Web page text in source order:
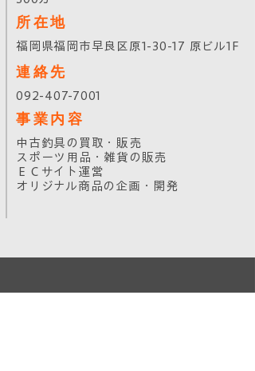
​所在地
​福岡県福岡市早良区原1-30-17 原ビル1F
​連絡先
092-407-7001
​事業内容
中古釣具の買取・販売
スポーツ用品・雑貨の販売
ＥＣサイト運営
​オリジナル商品の企画・開発